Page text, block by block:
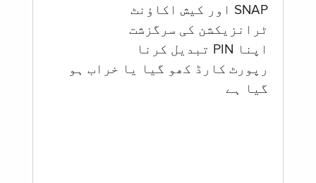
SNAP اور کیش اکاؤنٹ
ٹرانزیکشن کی سرگزشت
اپنا PIN تبدیل کرنا
رپورٹ کارڈ کھو گیا یا خراب ہو
گيا ہے